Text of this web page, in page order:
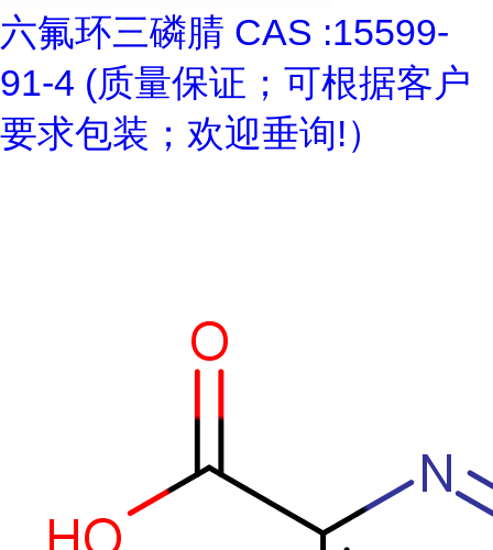
六氟环三磷腈 CAS :15599-
91-4 (质量保证；可根据客户
要求包装；欢迎垂询!）